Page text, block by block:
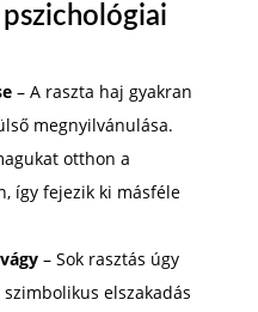
– A raszta haj gyakran
megnyilvánulása.
otthon a
így fejezik ki másféle
– Sok rasztás úgy
elszakadás